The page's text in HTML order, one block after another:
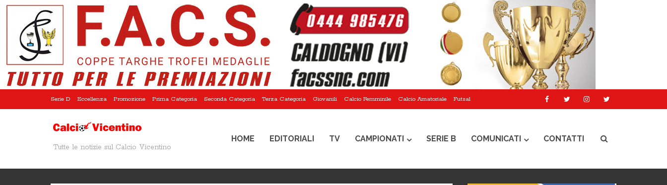
Serie D Eccellenza Promozione Prima Categoria Seconda Categoria Terza Categoria Giovanili Calcio Femminile Calcio Amatoriale Futsal
Tutte le notizie sul Calcio Vicentino
HOME EDITORIALI TV CAMPIONATI SERIE B COMUNICATI CONTATTI